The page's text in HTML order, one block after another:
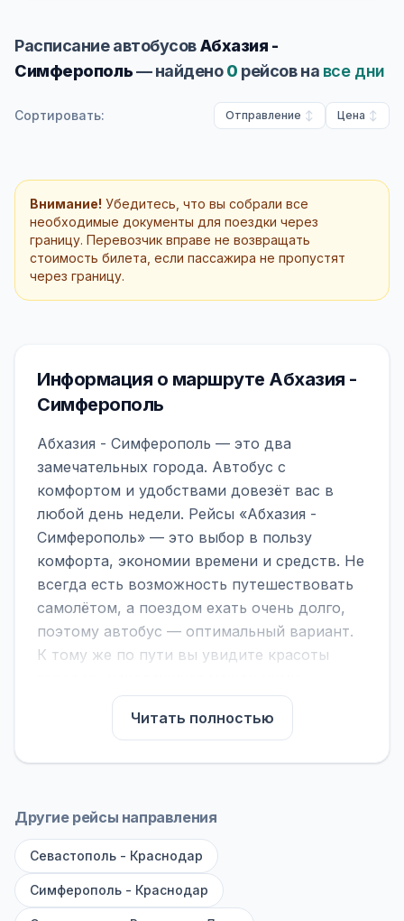
Расписание автобусовАбхазия -
Симферополь— найдено0 рейсов на все дни
Сортировать: Отправление Цена
Внимание! Убедитесь, что вы собрали все
необходимые документы для поездки через
границу. Перевозчик вправе не возвращать
стоимость билета, если пассажира не пропустят
через границу.
Информация о маршруте Абхазия -
Симферополь
Абхазия - Симферополь — это два
замечательных города. Автобус с
комфортом и удобствами довезёт вас в
любой день недели. Рейсы «Абхазия -
Симферополь» — это выбор в пользу
комфорта, экономии времени и средств. Не
всегда есть возможность путешествовать
самолётом, а поездом ехать очень долго,
поэтому автобус — оптимальный вариант.
К тому же по пути вы увидите красоты
На нашем сайте вы можете найти
расписание автобусов Абхазия -
Симферополь, сравнить рейсы и выбрать
обратите внимание на микроавтобусы (8–18
большие автобусы (от 40 мест): у них лучше
подвеска и дорога ощущается меньше.
Читать полностью
Другие рейсы направления
Севастополь - Краснодар
Симферополь - Краснодар